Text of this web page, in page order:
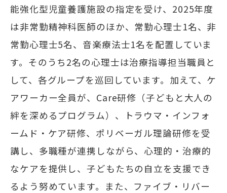
能強化型児童養護施設の指定を受け、2025年度
は非常勤精神科医師のほか、常勤心理士1名、非
常勤心理士5名、音楽療法士1名を配置していま
す。そのうち2名の心理士は治療指導担当職員と
して、各グループを巡回しています。加えて、ケ
アワーカー全員が、Care研修（子どもと大人の
絆を深めるプログラム）、トラウマ・インフォ
ームド・ケア研修、ポリベーガル理論研修を受
講し、多職種が連携しながら、心理的・治療的
なケアを提供し、子どもたちの自立を支援でき
るよう努めています。また、ファイブ・リバー